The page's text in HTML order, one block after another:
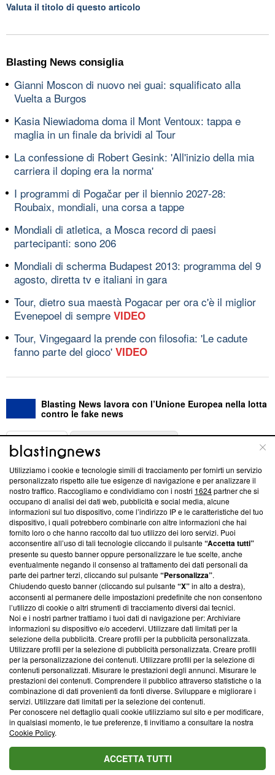
Valuta il titolo di questo articolo
Blasting News consiglia
Gianni Moscon di nuovo nei guai: squalificato alla
Vuelta a Burgos
Kasia Niewiadoma doma il Mont Ventoux: tappa e
maglia in un finale da brividi al Tour
La confessione di Robert Gesink: 'All'inizio della mia
carriera il doping era la norma'
I programmi di Pogačar per il biennio 2027-28:
Roubaix, mondiali, una corsa a tappe
Mondiali di atletica, a Mosca record di paesi
partecipanti: sono 206
Mondiali di scherma Budapest 2013: programma del 9
agosto, diretta tv e italiani in gara
Tour, dietro sua maestà Pogacar per ora c'è il miglior
Evenepoel di sempre VIDEO
Tour, Vingegaard la prende con filosofia: 'Le cadute
fanno parte del gioco' VIDEO
Blasting News lavora con l’Unione Europea nella lotta
contro le fake news
ABOUT
Questa sezione offre informazioni trasparenti su Blasting
News, sui nostri processi editoriali e su come ci impegniamo a
creare news di qualità. Inoltre, afferma la nostra aderenza a
‘Trust Project - News with Integrity’Blasting News non è
ancora membro del programma, ma ha richiesto di farne
parte; Trust Project non ha ancora effettuato una verifica di
conformità agli standard.
Su di noi
Team editoriale
Corporate
Redazione
Informativa Privacy
Cookie Policy
Blasting SA, IDI CHE-247.845.224, Via Carlo Frasca, 3 - 6900
Lugano (Svizzera) Tel:+39 0690258937
© 2026 Blasting News
Utilizziamo i cookie e tecnologie simili di tracciamento per fornirti un servizio
personalizzato rispetto alle tue esigenze di navigazione e per analizzare il
nostro traffico. Raccogliamo e condividiamo con i nostri 1624partner che si
occupano di analisi dei dati web, pubblicità e social media, alcune
informazioni sul tuo dispositivo, come l’indirizzo IP e le caratteristiche del tuo
dispositivo, i quali potrebbero combinarle con altre informazioni che hai
fornito loro o che hanno raccolto dal tuo utilizzo dei loro servizi. Puoi
acconsentire all’uso di tali tecnologie cliccando il pulsante“Accetta tutti”
presente su questo banner oppure personalizzare le tue scelte, anche
eventualmente negando il consenso al trattamento dei dati personali da
parte dei partner terzi, cliccando sul pulsante“Personalizza”.
Chiudendo questo banner (cliccando sul pulsante“X”in alto a destra),
acconsenti al permanere delle impostazioni predefinite che non consentono
l’utilizzo di cookie o altri strumenti di tracciamento diversi dai tecnici.
Noi e i nostri partner trattiamo i tuoi dati di navigazione per: Archiviare
informazioni su dispositivo e/o accedervi. Utilizzare dati limitati per la
selezione della pubblicità. Creare profili per la pubblicità personalizzata.
Utilizzare profili per la selezione di pubblicità personalizzata. Creare profili
per la personalizzazione dei contenuti. Utilizzare profili per la selezione di
contenuti personalizzati. Misurare le prestazioni degli annunci. Misurare le
prestazioni dei contenuti. Comprendere il pubblico attraverso statistiche o la
combinazione di dati provenienti da fonti diverse. Sviluppare e migliorare i
servizi. Utilizzare dati limitati per la selezione dei contenuti.
Per conoscere nel dettaglio quali cookie utilizziamo sul sito e per modificare,
in qualsiasi momento, le tue preferenze, ti invitiamo a consultare la nostra
Cookie Policy.
ACCETTA TUTTI